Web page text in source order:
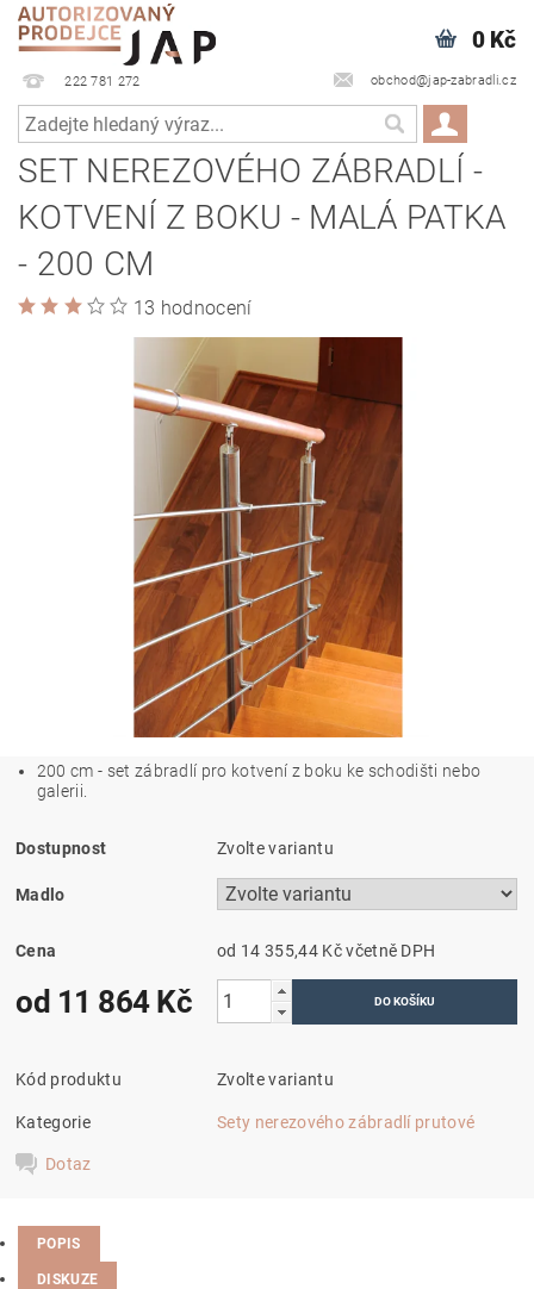
222 781 272 obchod@jap-zabradli.cz
0 Kč
SET NEREZOVÉHO ZÁBRADLÍ -
KOTVENÍ Z BOKU - MALÁ PATKA
- 200 CM
13 hodnocení
200 cm - set zábradlí pro kotvení z boku ke schodišti nebo
galerii.
Dostupnost Zvolte variantu
Madlo
Cena od 14 355,44 Kčvčetně DPH
od 11 864 Kč
Kód produktu Zvolte variantu
Kategorie Sety nerezového zábradlí prutové
Dotaz
POPIS
DISKUZE